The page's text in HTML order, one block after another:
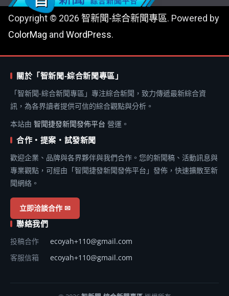
Copyright © 2026 智新聞-綜合新聞專區. Powered by
ColorMag and WordPress.
關於「智新聞-綜合新聞專區」
「智新聞-綜合新聞專區」專注綜合新聞，致力傳遞最新綜合資
訊，為各界讀者提供可信的綜合觀點與分析。
本站由 智聞捷發新聞發佈平台 營運。
合作・提案・試發新聞
歡迎企業、品牌與各界夥伴與我們合作。您的新聞稿、活動訊息與
專業觀點，可經由「智聞捷發新聞發佈平台」發佈，快速擴散至新
聞網絡。
立即洽談合作 ✉
聯絡我們
投稿合作
ecoyah+110@gmail.com
客服信箱
ecoyah+110@gmail.com